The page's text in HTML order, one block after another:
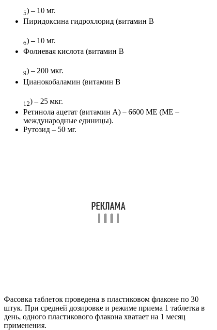
5) – 10 мг.
Пиридоксина гидрохлорид (витамин В
6) – 10 мг.
Фолиевая кислота (витамин В
9) – 200 мкг.
Цианокобаламин (витамин В
12) – 25 мкг.
Ретинола ацетат (витамин А) – 6600 МЕ (МЕ –
международные единицы).
Рутозид – 50 мг.
Фасовка таблеток проведена в пластиковом флаконе по 30
штук. При средней дозировке и режиме приема 1 таблетка в
день, одного пластикового флакона хватает на 1 месяц
применения.